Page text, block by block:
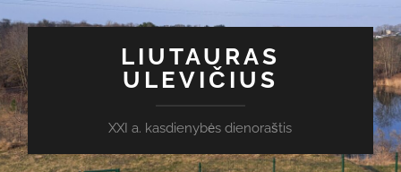
LIUTAURAS
ULEVIČIUS
XXI a. kasdienybės dienoraštis